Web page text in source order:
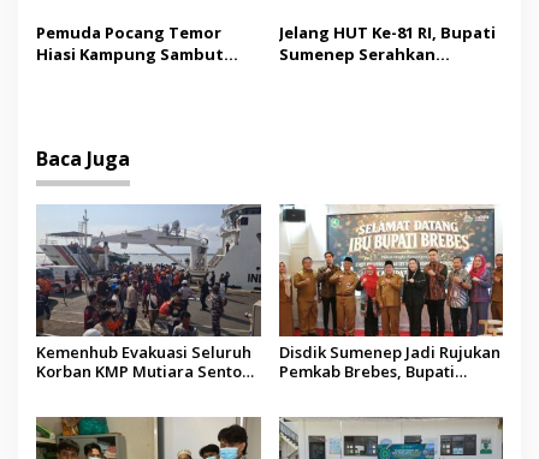
Listrik Desa di Sumenep
Pendidikan dan Hilirisasi
Jadi Kunci
Pemuda Pocang Temor
Hiasi Kampung Sambut
Jelang HUT Ke-81 RI, Bupati
Sumenep Serahkan
Baca Juga
Kemenhub Evakuasi Seluruh
Korban KMP Mutiara Sentosa
Disdik Sumenep Jadi Rujukan
Pemkab Brebes, Bupati